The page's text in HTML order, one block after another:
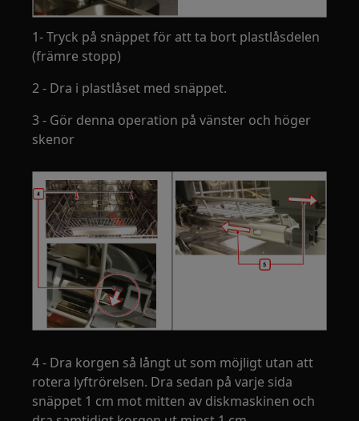
1- Tryck på snäppet för att ta bort plastlåsdelen
(främre stopp)
2 - Dra i plastlåset med snäppet.
3 - Gör denna operation på vänster och höger
skenor
4 - Dra korgen så långt ut som möjligt utan att
rotera lyftrörelsen. Dra sedan på varje sida
snäppet 1 cm mot mitten av diskmaskinen och